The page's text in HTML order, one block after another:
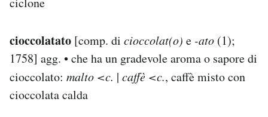
cioccolatato [comp. di cioccolat(o) e -ato (1);
1758] agg. • che ha un gradevole aroma o sapore di
cioccolato: malto <c. | caffè <c., caffè misto con
cioccolata calda